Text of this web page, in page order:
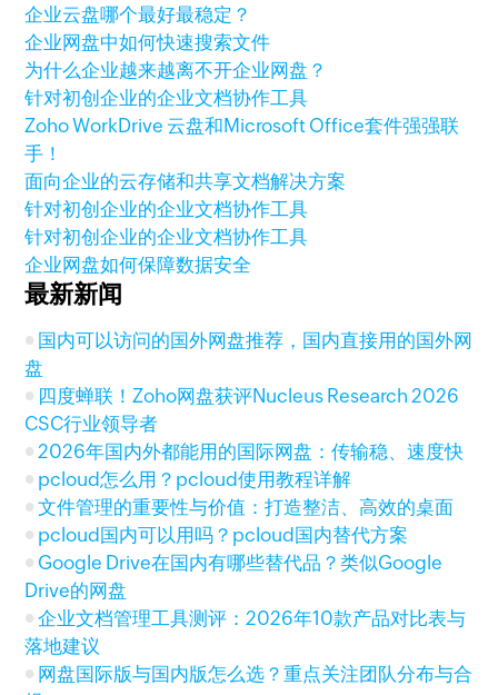
企业云盘哪个最好最稳定？
企业网盘中如何快速搜索文件
为什么企业越来越离不开企业网盘？
针对初创企业的企业文档协作工具
Zoho WorkDrive 云盘和Microsoft Office套件强强联
手！
面向企业的云存储和共享文档解决方案
针对初创企业的企业文档协作工具
针对初创企业的企业文档协作工具
企业网盘如何保障数据安全
最新新闻
国内可以访问的国外网盘推荐，国内直接用的国外网
盘
四度蝉联！Zoho网盘获评Nucleus Research 2026
CSC行业领导者
2026年国内外都能用的国际网盘：传输稳、速度快
pcloud怎么用？pcloud使用教程详解
文件管理的重要性与价值：打造整洁、高效的桌面
pcloud国内可以用吗？pcloud国内替代方案
Google Drive在国内有哪些替代品？类似Google
Drive的网盘
企业文档管理工具测评：2026年10款产品对比表与
落地建议
网盘国际版与国内版怎么选？重点关注团队分布与合